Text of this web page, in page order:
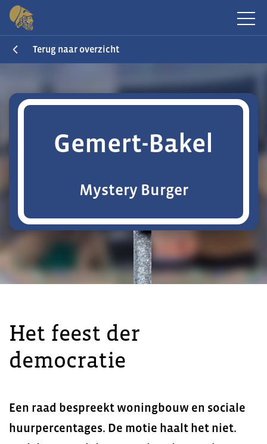
Terug naar overzicht
Gemert-Bakel
Mystery Burger
Het feest der
democratie
Een raad bespreekt woningbouw en sociale
huurpercentages. De motie haalt het niet.